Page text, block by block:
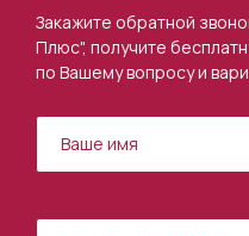
Закажите обратной
Плюс", получите
по Вашему вопросу и